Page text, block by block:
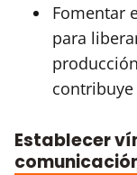
Fomentar
para
Establecer